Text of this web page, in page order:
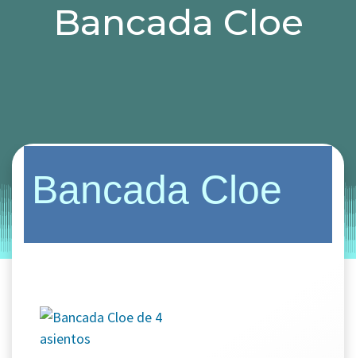
Bancada Cloe
Entorno | on octubre 10, 2019
Bancada Cloe